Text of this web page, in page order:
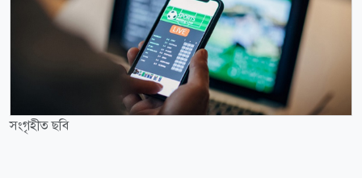
সংগৃহীত ছবি